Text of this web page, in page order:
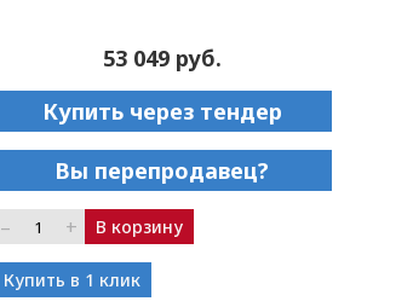
53 049 руб.
Купить через тендер
Вы перепродавец?
– + В корзину
Купить в 1 клик